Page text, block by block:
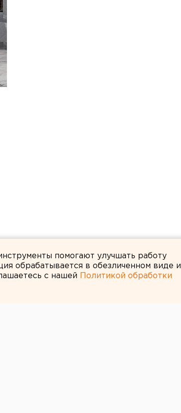
помогают улучшать работу
обрабатывается в обезличенном виде и
с нашей
Политикой обработки